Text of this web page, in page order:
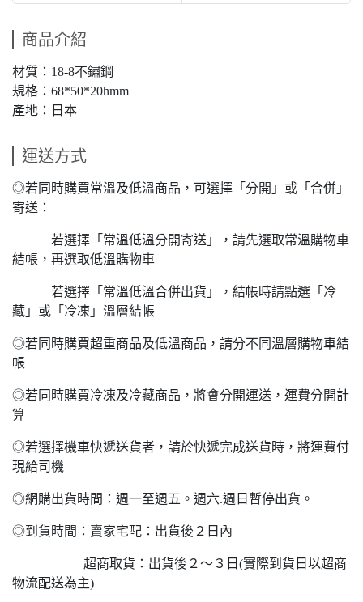
商品介紹
材質：18-8不鏽鋼
規格：68*50*20hmm
產地：日本
運送方式
◎若同時購買常溫及低溫商品，可選擇「分開」或「合併」
寄送：
若選擇「常溫低溫分開寄送」，請先選取常溫購物車
結帳，再選取低溫購物車
若選擇「常溫低溫合併出貨」，結帳時請點選「冷
藏」或「冷凍」溫層結帳
◎若同時購買超重商品及低溫商品，請分不同溫層購物車結
帳
◎若同時購買冷凍及冷藏商品，將會分開運送，運費分開計
算
◎若選擇機車快遞送貨者，請於快遞完成送貨時，將運費付
現給司機
◎網購出貨時間：週一至週五。週六.週日暫停出貨。
◎到貨時間：賣家宅配：出貨後２日內
超商取貨：出貨後２～３日(實際到貨日以超商
物流配送為主)